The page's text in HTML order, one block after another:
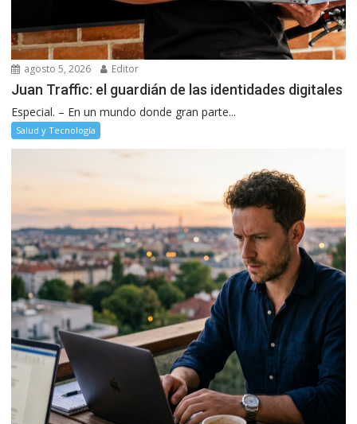
agosto 5, 2026 Editor
Juan Traffic: el guardián de las identidades digitales
Especial. – En un mundo donde gran parte...
Salud y Tecnología